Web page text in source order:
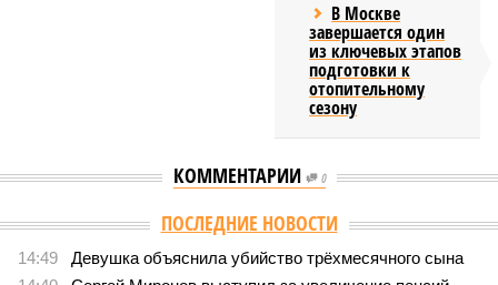
В Москве
завершается один
из ключевых этапов
подготовки к
отопительному
сезону
КОММЕНТАРИИ 0
ПОСЛЕДНИЕ НОВОСТИ
14:49
Девушка объяснила убийство трёхмесячного сына